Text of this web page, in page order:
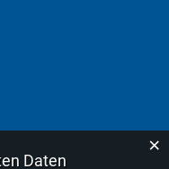
Daten
×